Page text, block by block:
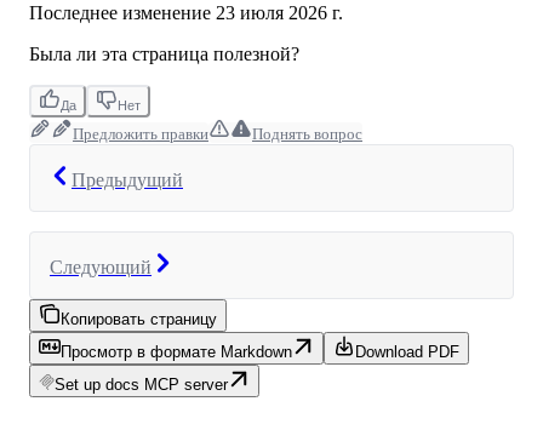
Последнее изменение 23 июля 2026 г.
Была ли эта страница полезной?
Да Нет
Предложить правки Поднять вопрос
Предыдущий
Следующий
Копировать страницу
Просмотр в формате Markdown
Download PDF
Set up docs MCP server